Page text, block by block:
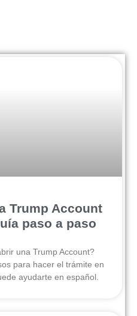
Trump Account
paso a paso
una Trump Account?
para hacer el trámite en
ayudarte en español.